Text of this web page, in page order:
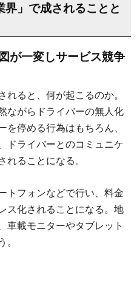
」で成されることと
が一変しサービス競争
れると、何が起こるのか。
ながらドライバーの無人化
を停める行為はもちろん、
ドライバーとのコミュニケ
れることになる。
トフォンなどで行い、料金
ス化されることになる。地
車載モニターやタブレット
。